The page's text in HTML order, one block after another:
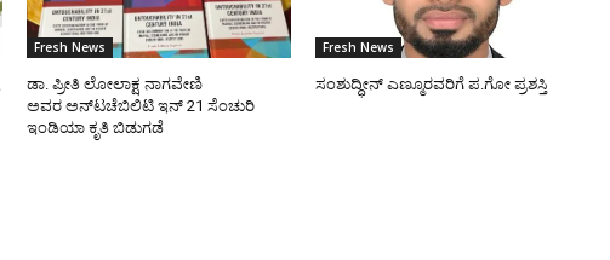
Fresh News
ಡಾ. ಪ್ರೀತಿ ಲೋಲಾಕ್ಷ ನಾಗವೇಣಿ
ಅವರ ಅನ್‌ಟಚೆಬಿಲಿಟಿ ಇನ್ 21 ಸೆಂಚುರಿ
ಇಂಡಿಯಾ ಕೃತಿ ಬಿಡುಗಡೆ
Fresh News
ಸಂಶುದ್ಧೀನ್ ಎಣ್ಮೂರವರಿಗೆ ಪ.ಗೋ ಪ್ರಶಸ್ತಿ